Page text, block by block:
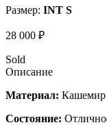
Размер: INT S
28 000 ₽
Sold
Описание
Материал: Кашемир
Состояние: